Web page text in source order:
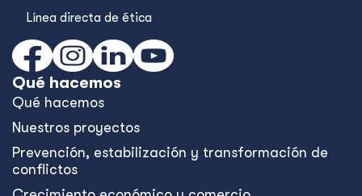
Línea directa de ética
Qué hacemos
Qué hacemos
Nuestros proyectos
Prevención, estabilización y transformación de
conflictos